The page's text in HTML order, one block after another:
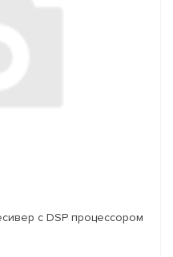
с DSP процессором